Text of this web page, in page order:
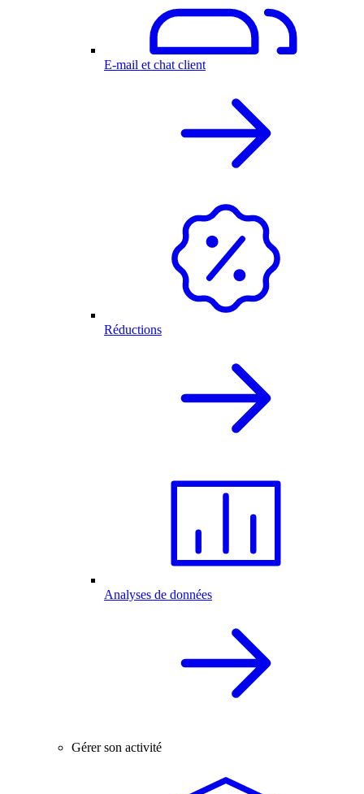
E-mail et chat client
Réductions
Analyses de données
Gérer son activité